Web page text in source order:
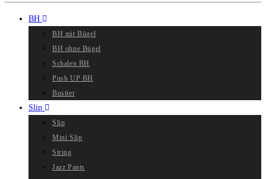
BH
BH mit Bügel
BH ohne Bügel
Schalen BH
Push UP BH
Bustier
Slip
Slip
Mini Slip
String
Jazz Pants